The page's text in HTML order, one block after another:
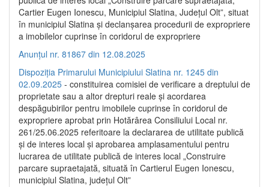
Cartier Eugen Ionescu, Municipiul Slatina, Județul Olt”, situat
în municipiul Slatina și declanșarea procedurii de expropriere
a imobilelor cuprinse în coridorul de expropriere
Anunțul nr. 81867 din 12.08.2025
Dispoziția Primarului Municipiului Slatina nr. 1245 din
02.09.2025 - constituirea comisiei de verificare a dreptului de
proprietate sau a altor drepturi reale și acordarea
despăgubirilor pentru imobilele cuprinse în coridorul de
expropriere aprobat prin Hotărârea Consiliului Local nr.
261/25.06.2025 referitoare la declararea de utilitate publică
și de interes local și aprobarea amplasamentului pentru
lucrarea de utilitate publică de interes local „Construire
parcare supraetajată, situată în Cartierul Eugen Ionescu,
municipiul Slatina, județul Olt”